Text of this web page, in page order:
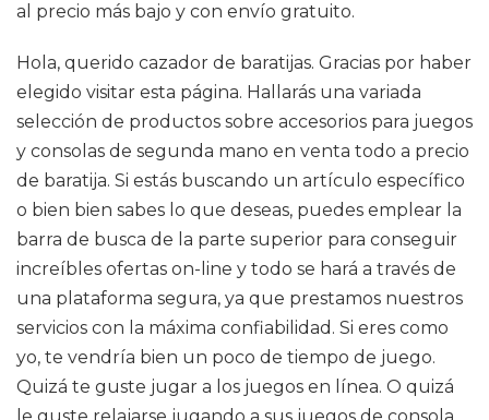
al precio más bajo y con envío gratuito.
Hola, querido cazador de baratijas. Gracias por haber
elegido visitar esta página. Hallarás una variada
selección de productos sobre accesorios para juegos
y consolas de segunda mano en venta todo a precio
de baratija. Si estás buscando un artículo específico
o bien bien sabes lo que deseas, puedes emplear la
barra de busca de la parte superior para conseguir
increíbles ofertas on-line y todo se hará a través de
una plataforma segura, ya que prestamos nuestros
servicios con la máxima confiabilidad. Si eres como
yo, te vendría bien un poco de tiempo de juego.
Quizá te guste jugar a los juegos en línea. O quizá